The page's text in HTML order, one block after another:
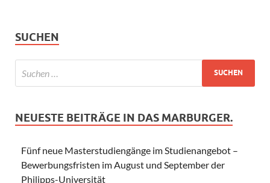
SUCHEN
NEUESTE BEITRÄGE IN DAS MARBURGER.
Fünf neue Masterstudiengänge im Studienangebot –
Bewerbungsfristen im August und September der
Philipps-Universität